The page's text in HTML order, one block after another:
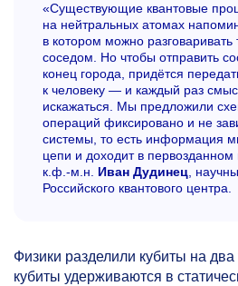
«Существующие квантовые
на нейтральных атомах
в котором можно
соседом. Но чтобы отправить
конец города, придётся
к человеку — и каждый раз
искажаться. Мы предложили
операций фиксировано и не
системы, то есть информация
цепи и доходит в
к.ф.-м.н. Иван Дудинец,
Российского квантового центра.
Физики разделили кубиты на
кубиты удерживаются в